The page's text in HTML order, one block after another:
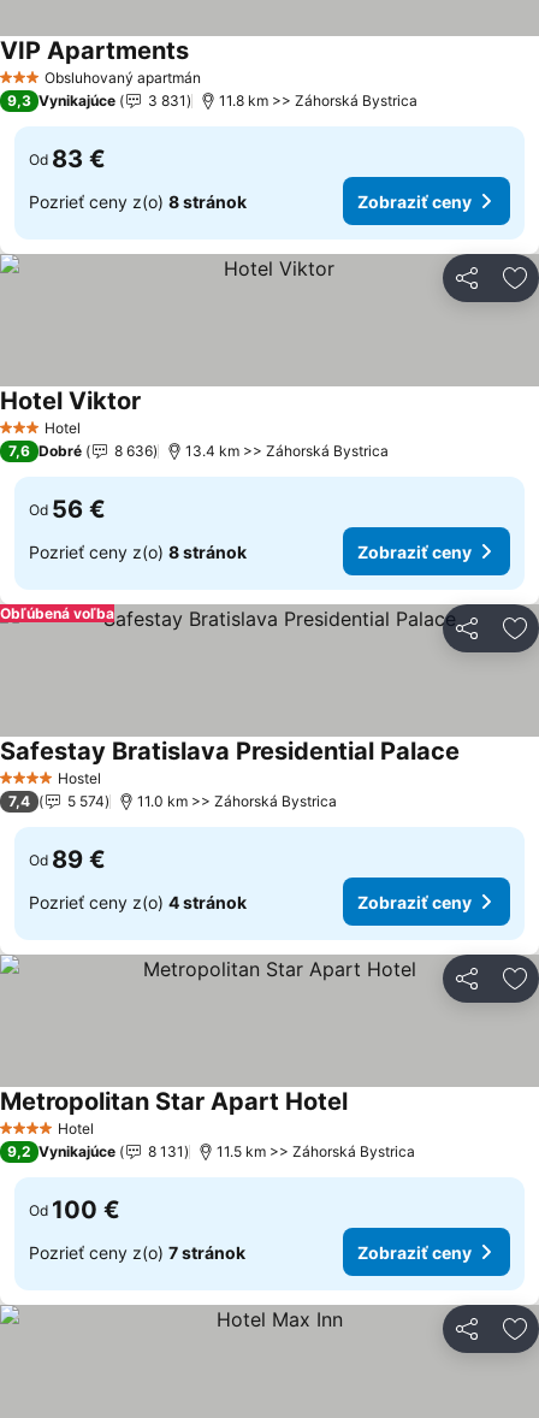
3 Počet hviezdičiek
Obsluhovaný apartmán
VIP Apartments
9,3 Vynikajúce 3 831 11.8 km >> Záhorská Bystrica
Od 83 €
Pozrieť ceny z(o) 8 stránok Zobraziť ceny
Zdieľať
3 Počet hviezdičiek
Hotel
Hotel Viktor
7,6 Dobré 8 636 13.4 km >> Záhorská Bystrica
Od 56 €
Pozrieť ceny z(o) 8 stránok Zobraziť ceny
Zdieľať
Obľúbená voľba
4 Počet hviezdičiek
Hostel
Safestay Bratislava Presidential Palace
7,4 5 574 11.0 km >> Záhorská Bystrica
Od 89 €
Pozrieť ceny z(o) 4 stránok Zobraziť ceny
Zdieľať
4 Počet hviezdičiek
Hotel
Metropolitan Star Apart Hotel
9,2 Vynikajúce 8 131 11.5 km >> Záhorská Bystrica
Od 100 €
Pozrieť ceny z(o) 7 stránok Zobraziť ceny
Zdieľať